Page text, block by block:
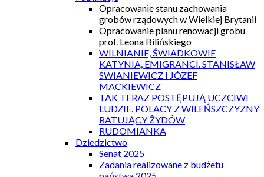
Opracowanie stanu zachowania
grobów rządowych w Wielkiej Brytanii
Opracowanie planu renowacji grobu
prof. Leona Bilińskiego
WILNIANIE, ŚWIADKOWIE
KATYNIA, EMIGRANCI. STANISŁAW
SWIANIEWICZ I JÓZEF
MACKIEWICZ
TAK TERAZ POSTĘPUJĄ UCZCIWI
LUDZIE. POLACY Z WILEŃSZCZYZNY
RATUJĄCY ŻYDÓW
RUDOMIANKA
Dziedzictwo
Senat 2025
Zadania realizowane z budżetu